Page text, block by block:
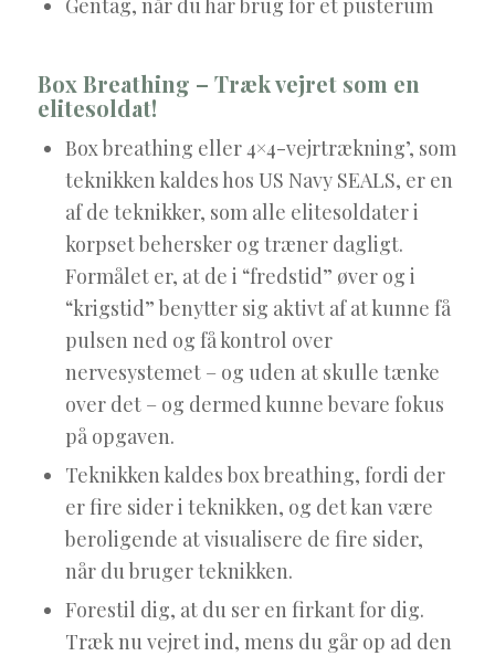
Box Breathing – Træk vejret som en
elitesoldat!
Box breathing eller 4×4-vejrtrækning’, som
teknikken kaldes hos US Navy SEALS, er en
af de teknikker, som alle elitesoldater i
korpset behersker og træner dagligt.
Formålet er, at de i “fredstid” øver og i
“krigstid” benytter sig aktivt af at kunne få
pulsen ned og få kontrol over
nervesystemet – og uden at skulle tænke
over det – og dermed kunne bevare fokus
på opgaven.
Teknikken kaldes box breathing, fordi der
er fire sider i teknikken, og det kan være
beroligende at visualisere de fire sider,
når du bruger teknikken.
Forestil dig, at du ser en firkant for dig.
Træk nu vejret ind, mens du går op ad den